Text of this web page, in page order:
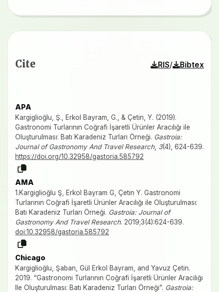
Cite RIS/ Bibtex
APA
Kargiglioğlu, Ş., Erkol Bayram, G., & Çetin, Y. (2019).
Gastronomi Turlarının Coğrafi İşaretli Ürünler Aracılığı ile
Oluşturulması: Batı Karadeniz Turları Örneği. Gastroia:
Journal of Gastronomy And Travel Research, 3(4), 624-639.
https://doi.org/10.32958/gastoria.585792
AMA
1.Kargiglioğlu Ş, Erkol Bayram G, Çetin Y. Gastronomi
Turlarının Coğrafi İşaretli Ürünler Aracılığı ile Oluşturulması:
Batı Karadeniz Turları Örneği. Gastroia: Journal of
Gastronomy And Travel Research. 2019;3(4):624-639.
doi:10.32958/gastoria.585792
Chicago
Kargiglioğlu, Şaban, Gül Erkol Bayram, and Yavuz Çetin.
2019. “Gastronomi Turlarının Coğrafi İşaretli Ürünler Aracılığı
Ile Oluşturulması: Batı Karadeniz Turları Örneği”. Gastroia: